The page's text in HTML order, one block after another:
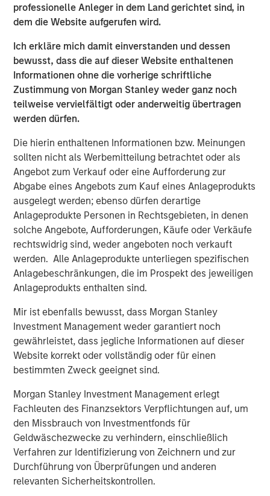
professionelle Anleger in dem Land gerichtet sind, in
dem die Website aufgerufen wird.
Ich erkläre mich damit einverstanden und dessen
bewusst, dass die auf dieser Website enthaltenen
Informationen ohne die vorherige schriftliche
Zustimmung von Morgan Stanley weder ganz noch
teilweise vervielfältigt oder anderweitig übertragen
werden dürfen.
Die hierin enthaltenen Informationen bzw. Meinungen
sollten nicht als Werbemitteilung betrachtet oder als
Angebot zum Verkauf oder eine Aufforderung zur
Abgabe eines Angebots zum Kauf eines Anlageprodukts
ausgelegt werden; ebenso dürfen derartige
Anlageprodukte Personen in Rechtsgebieten, in denen
solche Angebote, Aufforderungen, Käufe oder Verkäufe
rechtswidrig sind, weder angeboten noch verkauft
werden. Alle Anlageprodukte unterliegen spezifischen
Anlagebeschränkungen, die im Prospekt des jeweiligen
Anlageprodukts enthalten sind.
Mir ist ebenfalls bewusst, dass Morgan Stanley
Investment Management weder garantiert noch
gewährleistet, dass jegliche Informationen auf dieser
Website korrekt oder vollständig oder für einen
bestimmten Zweck geeignet sind.
Morgan Stanley Investment Management erlegt
Fachleuten des Finanzsektors Verpflichtungen auf, um
den Missbrauch von Investmentfonds für
Geldwäschezwecke zu verhindern, einschließlich
Verfahren zur Identifizierung von Zeichnern und zur
Durchführung von Überprüfungen und anderen
relevanten Sicherheitskontrollen.
The Author
David N. Miller
Managing Director
Disclosure:
There is no guarantee that any investment strategy will work
under all market conditions, and each investor should evaluate
their ability to invest for the long-term, especially during periods
of downturn in the market.
A separately managed account may not be appropriate for all
investors. Separate accounts managed according to the
particular strategy may include securities that may not
necessarily track the performance of a particular index. Please
Strategy carefully before investing. A minimum asset level is
required. For important information about the investment
managers, please refer to Form ADV Part 2.
The views and opinions and/or analysis expressed are those of
the author or the investment team as of the date of preparation
of this material and are subject to change at any time without
necessarily come to pass.
This material has been prepared on the basis of publicly
available information, internally developed data and other third-
are provided regarding the reliability of such information and the
Firm has not sought to independently verify information taken
from public and third-party sources.
This material is a general communication, which is not impartial